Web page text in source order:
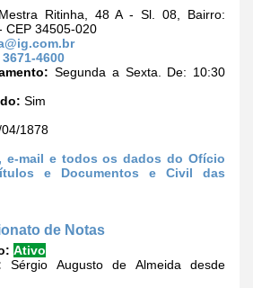
Ritinha, 48 A - Sl. 08, Bairro:
CEP 34505-020
4600
Segunda a Sexta. De: 10:30
Sim
1878
e-mail e todos os dados do Ofício
e Documentos e Civil das
de Notas
Ativo
Sérgio Augusto de Almeida desde